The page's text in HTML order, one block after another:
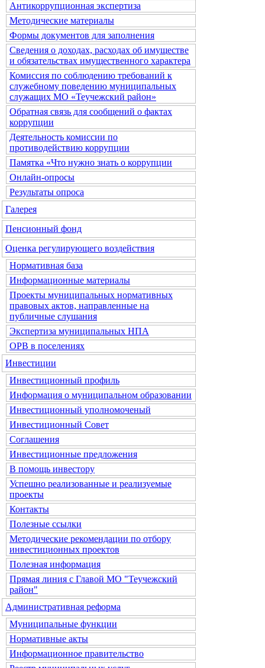
Антикоррупционная экспертиза
Методические материалы
Формы документов для заполнения
Сведения о доходах, расходах об имуществе
и обязательствах имущественного характера
Комиссия по соблюдению требований к
служебному поведению муниципальных
служащих МО «Теучежский район»
Обратная связь для сообщений о фактах
коррупции
Деятельность комиссии по
противодействию коррупции
Памятка «Что нужно знать о коррупции
Онлайн-опросы
Результаты опроса
Галерея
Пенсионный фонд
Оценка регулирующего воздействия
Нормативная база
Информационные материалы
Проекты муниципальных нормативных
правовых актов, направленные на
публичные слушания
Экспертиза муниципальных НПА
ОРВ в поселениях
Инвестиции
Инвестиционный профиль
Информация о муниципальном образовании
Инвестиционный уполномоченый
Инвестиционный Совет
Соглашения
Инвестиционные предложения
В помощь инвестору
Успешно реализованные и реализуемые
проекты
Контакты
Полезные ссылки
Методические рекомендации по отбору
инвестиционных проектов
Полезная информация
Прямая линия с Главой МО "Теучежский
район"
Административная реформа
Муниципальные функции
Нормативные акты
Информационное правительство